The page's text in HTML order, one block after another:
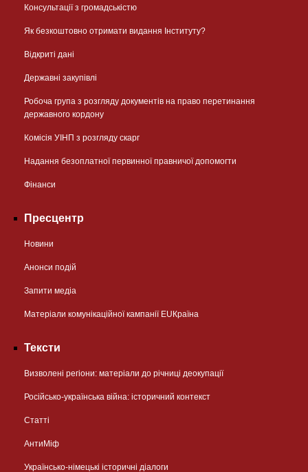
Консультації з громадськістю
Як безкоштовно отримати видання Інституту?
Відкриті дані
Державні закупівлі
Робоча група з розгляду документів на право перетинання
державного кордону
Комісія УІНП з розгляду скарг
Надання безоплатної первинної правничої допомогти
Фінанси
Пресцентр
Новини
Анонси подій
Запити медіа
Матеріали комунікаційної кампанії EUКраїна
Тексти
Визволені регіони: матеріали до річниці деокупації
Російсько-українська війна: історичний контекст
Статті
АнтиМіф
Українсько-німецькі історичні діалоги